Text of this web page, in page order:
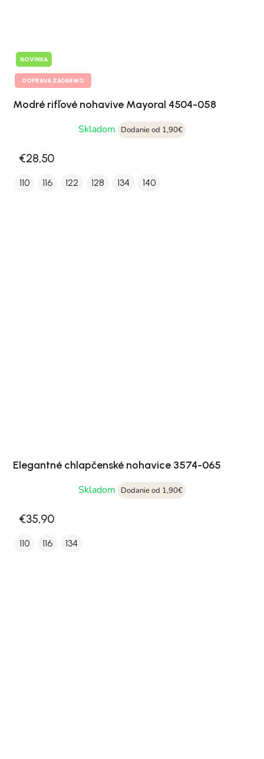
NOVINKA
DOPRAVA ZADARMO
Modré rifľové nohavive Mayoral 4504-058
Skladom
Dodanie od 1,90€
€28,50
110 116 122 128 134 140
Elegantné chlapčenské nohavice 3574-065
Skladom
Dodanie od 1,90€
€35,90
110 116 134